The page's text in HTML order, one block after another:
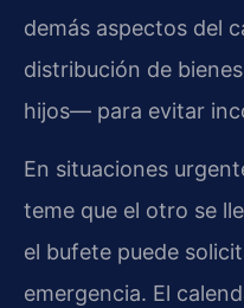
demás aspectos del
distribución de
hijos— para evitar
En situaciones
teme que el otro se
el bufete puede
emergencia. El